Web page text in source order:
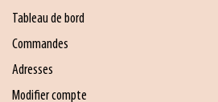
Tableau de bord
Commandes
Adresses
Modifier compte